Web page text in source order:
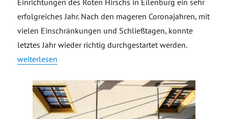
Einrichtungen des Roten Hirschs in Eilenburg ein sehr
erfolgreiches Jahr. Nach den mageren Coronajahren, mit
vielen Einschränkungen und Schließtagen, konnte
letztes Jahr wieder richtig durchgestartet werden.
„Besucherrekord im Stadtmuseum und der Stadtbibliothek“
weiterlesen